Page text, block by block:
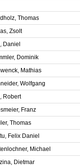
Thomas
Zsolt
Daniel
Dominik
Mathias
Wolfgang
Robert
Franz
Thomas
Felix Daniel
Michael
Dietmar